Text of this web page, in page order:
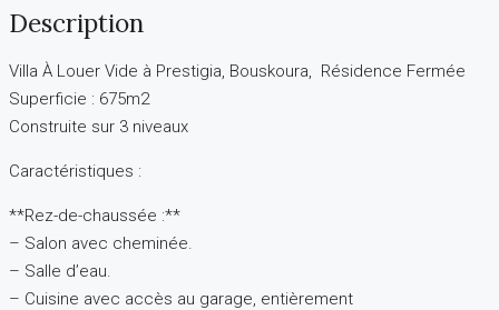
Description
Villa À Louer Vide à Prestigia, Bouskoura, Résidence Fermée
Superficie : 675m2
Construite sur 3 niveaux
Caractéristiques :
**Rez-de-chaussée :**
– Salon avec cheminée.
– Salle d’eau.
– Cuisine avec accès au garage, entièrement